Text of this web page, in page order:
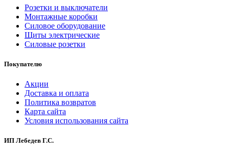
Розетки и выключатели
Монтажные коробки
Силовое оборудование
Щиты электрические
Силовые розетки
Покупателю
Акции
Доставка и оплата
Политика возвратов
Карта сайта
Условия использования сайта
ИП Лебедев Г.С.